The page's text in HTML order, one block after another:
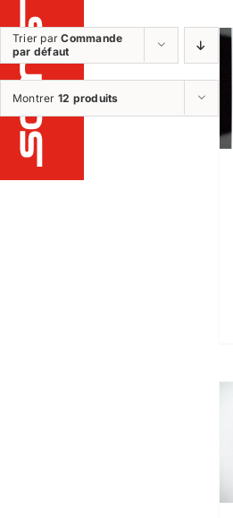
au
contenu
Trier parCommande
par défaut
Montrer 12 produits